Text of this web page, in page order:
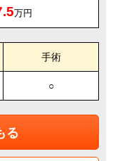
万円
手術
○
る